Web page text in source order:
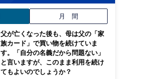
月 間
父が亡くなった後も、母は父の「家
族カード」で買い物を続けていま
す。「自分の名義だから問題ない」
と言いますが、このまま利用を続け
てもよいのでしょうか？